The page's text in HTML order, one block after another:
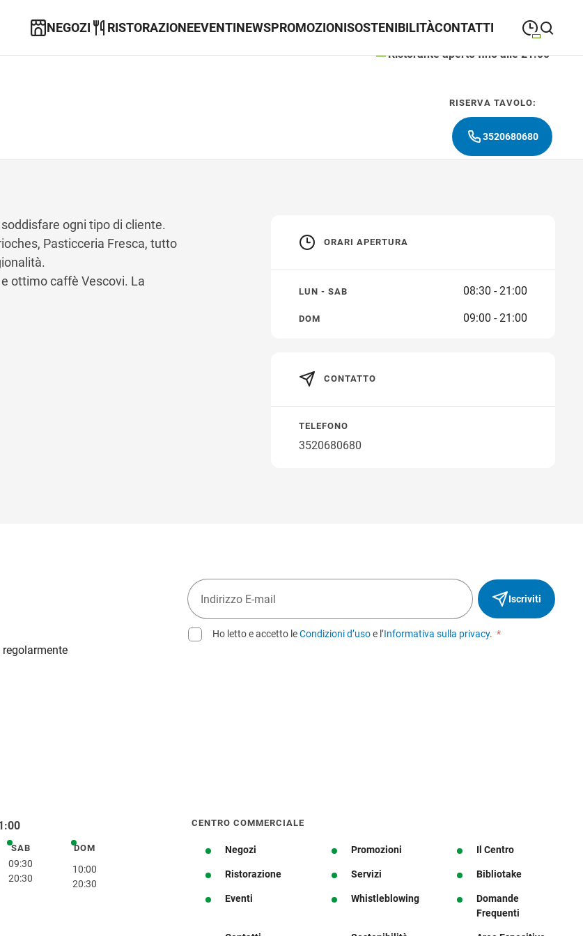
NEGOZI RISTORAZIONEEVENTINEWSPROMOZIONISOSTENIBILITÀCONTATTI
09:30—20:30
mercoledì
20:30
sabato
10:00—
Ristorante aperto fino alle 21:00
RISERVA TAVOLO:
3520680680
ogni tipo di cliente.
Pasticceria Fresca, tutto
ottimo caffè Vescovi. La
ORARI APERTURA
LUN - SAB 08:30 - 21:00
DOM 09:00 - 21:00
CONTATTO
TELEFONO
3520680680
Iscriviti
Ho letto e accetto leCondizioni d’usoe l’Informativa sulla privacy. *
SABsabato
09:30
20:30
DOMdomenica
10:00
20:30
stradali
CENTRO COMMERCIALE
Negozi Promozioni Il Centro
Ristorazione Servizi Bibliotake
Eventi Whistleblowing
Domande
Frequenti